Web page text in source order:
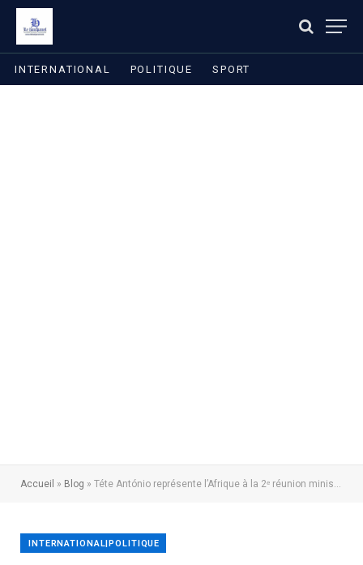
INTERNATIONAL POLITIQUE SPORT
Accueil » Blog » Téte António représente l’Afrique à la 2ᵉ réunion ministérielle Russie–Afrique au Caire
INTERNATIONAL|POLITIQUE